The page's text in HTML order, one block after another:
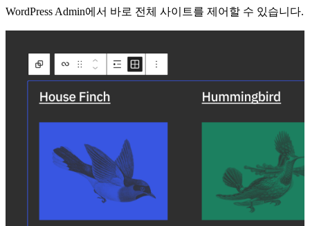
트
사
집
은
여
있
습
니
WordPress Admin에서 바로 전체 사이트를 제어할 수 있습니다.